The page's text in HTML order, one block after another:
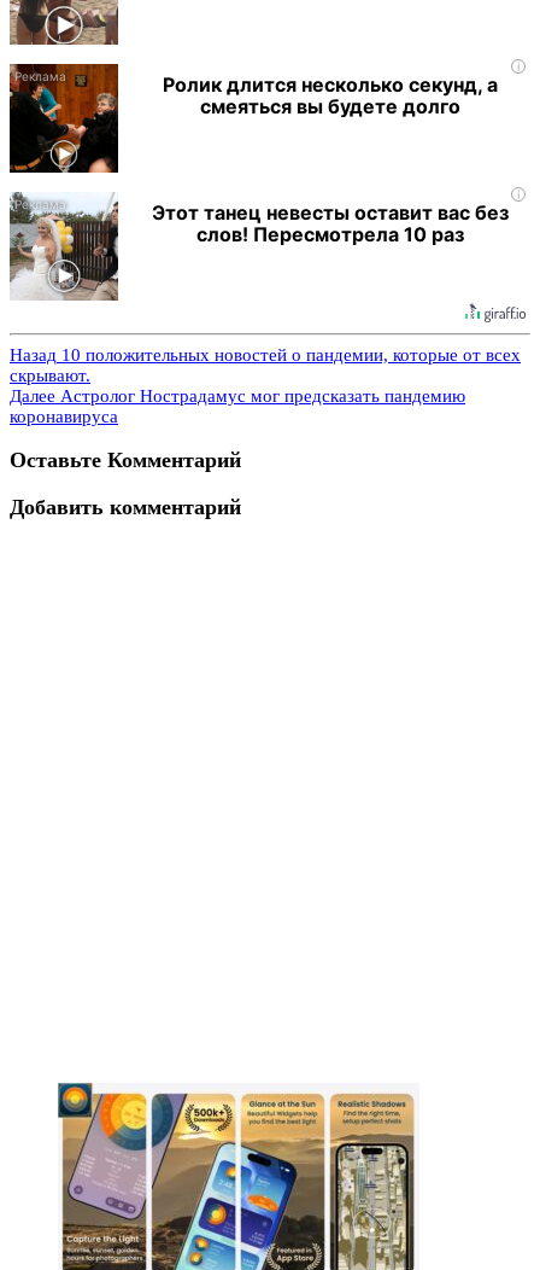
i
Ролик длится несколько секунд, а
смеяться вы будете долго
i
Этот танец невесты оставит вас без
слов! Пересмотрела 10 раз
Назад 10 положительных новостей о пандемии, которые от всех
скрывают.
Далее Астролог Нострадамус мог предсказать пандемию
коронавируса
Оставьте Комментарий
Добавить комментарий